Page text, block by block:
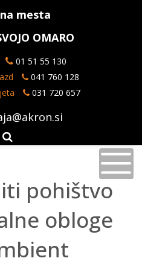
mesta
OMARO
01 51 55 130
041 760 128
031 720 657
pohištvo
obloge